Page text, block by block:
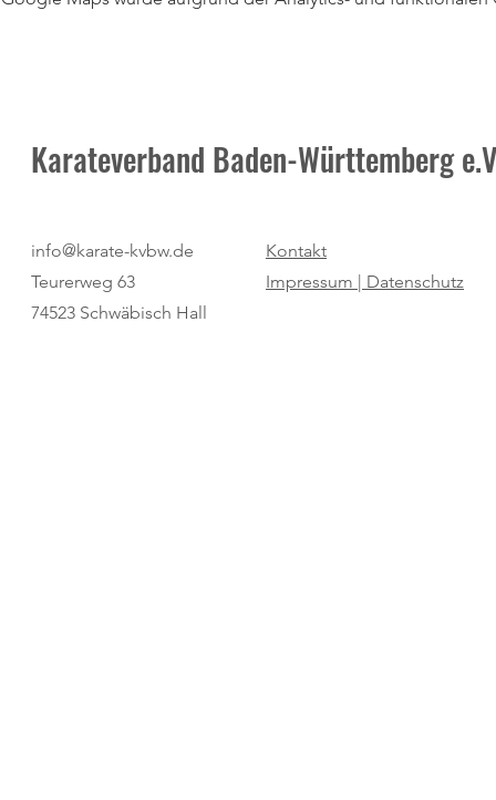
Karateverband Baden-Württemberg
info@karate-kvbw.de
Teurerweg 63
74523 Schwäbisch Hall
Kontakt
Impressum | Datenschutz